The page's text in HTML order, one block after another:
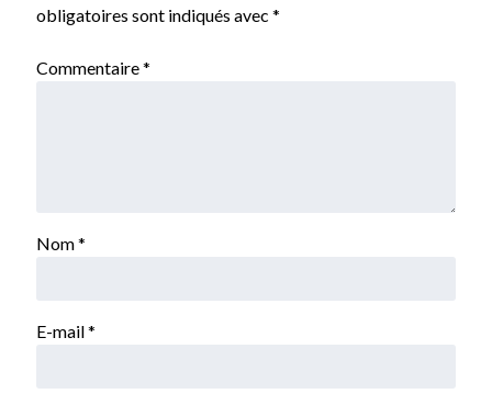
obligatoires sont indiqués avec *
Commentaire*
Nom*
E-mail*